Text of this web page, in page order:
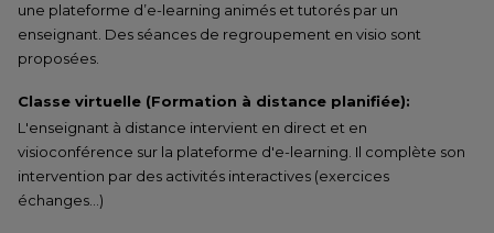
une plateforme d’e-learning animés et tutorés par un
enseignant. Des séances de regroupement en visio sont
proposées.
Classe virtuelle (Formation à distance planifiée):
L'enseignant à distance intervient en direct et en
visioconférence sur la plateforme d'e-learning. Il complète son
intervention par des activités interactives (exercices
échanges…)